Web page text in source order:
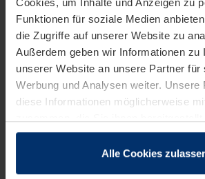
Cookies, um Inhalte und Anzeigen zu
Funktionen für soziale Medien
die Zugriffe auf unserer Website zu
Außerdem geben wir Informationen zu
unserer Website an unsere Partner für
Werbung und Analysen weiter. Unsere
diese Informationen möglicherweise
sie im Rahmen Ihrer Nutzung der
Alle Cookies